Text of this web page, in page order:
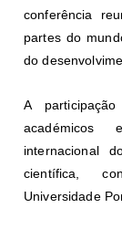
conferência
partes do
do
A
académicos
internacional
científica,
Universidade